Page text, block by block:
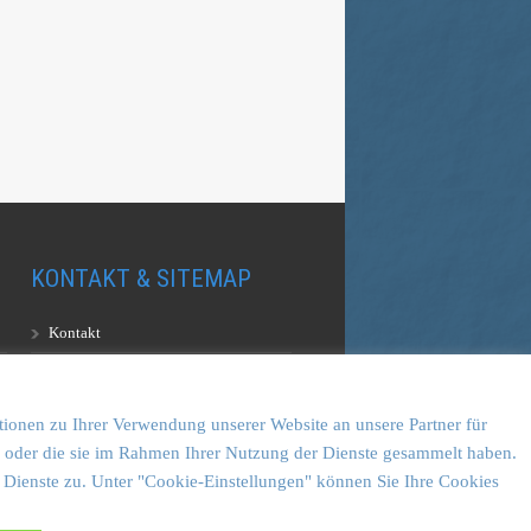
KONTAKT & SITEMAP
Kontakt
Vulkankultour-BUFF®
zu Ihrer Verwendung unserer Website an unsere Partner für
die sie im Rahmen Ihrer Nutzung der Dienste gesammelt haben.
zu. Unter "Cookie-Einstellungen" können Sie Ihre Cookies